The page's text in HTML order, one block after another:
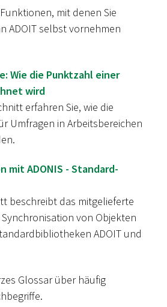
mit denen Sie
ADOIT selbst vornehmen
Wie die Punktzahl einer
wird
erfahren Sie, wie die
Umfragen in Arbeitsbereichen
mit ADONIS - Standard-
beschreibt das mitgelieferte
von Objekten
ADOIT und
Glossar über häufig